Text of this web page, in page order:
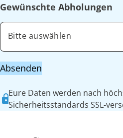
Gewünschte Abholungen
Bitte auswählen
Absenden
Eure Daten werden nach
Sicherheitsstandards SSL-